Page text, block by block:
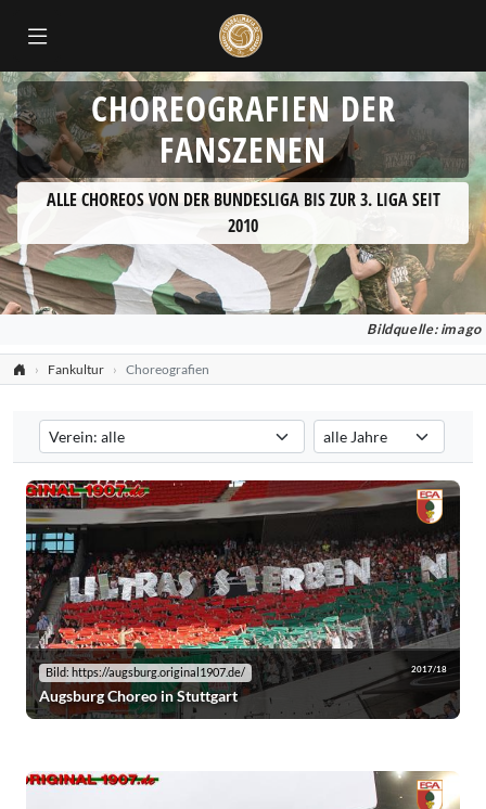
CHOREOGRAFIEN DER
FANSZENEN
ALLE CHOREOS VON DER BUNDESLIGA BIS ZUR 3. LIGA SEIT
2010
Bildquelle: imago
Fankultur Choreografien
Verein auswählen
Filtert die Choreografien nach dem ausgewählten Verein.
Saison auswählen
Filtert die Choreografien
Bild: https://augsburg.original1907.de/ 2017/18
Augsburg Choreo in Stuttgart